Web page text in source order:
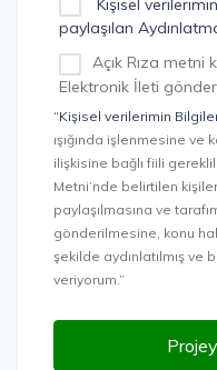
paylaşılan
Açık Rıza metni
Elektronik İleti
“Kişisel verilerimin
ışığında işlenmesine
ilişkisine bağlı fiili
Metni’nde belirtilen
paylaşılmasına ve
gönderilmesine, konu
şekilde aydınlatılmış ve
veriyorum.”